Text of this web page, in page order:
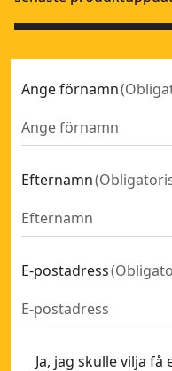
Ange förnamn(
Efternamn(
E-postadress(
Ja, jag skulle vilja